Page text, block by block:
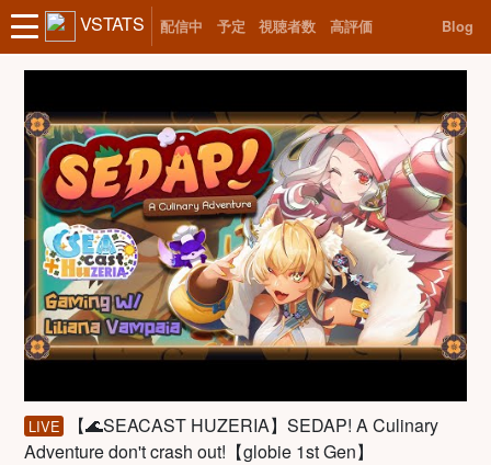
VSTATS 配信中 予定 視聴者数 高評価 Blog
LIVE
【🌊SEACAST HUZERIA】SEDAP! A Culinary
Adventure don't crash out!【globie 1st Gen】